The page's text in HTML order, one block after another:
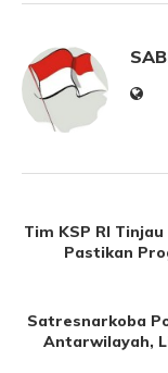
Tim KSP RI
Pastikan
Satresnarkoba
Antarwilayah,